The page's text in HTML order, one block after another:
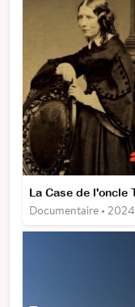
Documentaire • 2024